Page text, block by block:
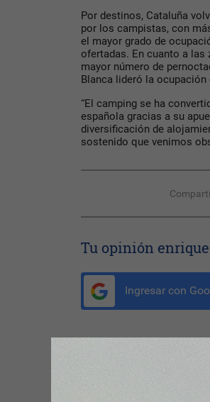
Por destinos, Cataluña
por los campistas, con
el mayor grado de
ofertadas. En cuanto a
mayor número de
Blanca lideró la ocupación
“El camping se ha
española gracias a su
diversificación de
sostenido que venimos
Tu opinión
Ingresar con
Te puede